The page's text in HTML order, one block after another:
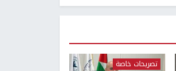
تصريحات خاصة